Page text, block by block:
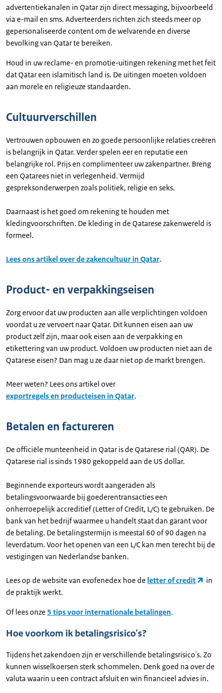
advertentiekanalen in Qatar zijn direct messaging, bijvoorbeeld
via e-mail en sms. Adverteerders richten zich steeds meer op
gepersonaliseerde content om de welvarende en diverse
bevolking van Qatar te bereiken.
Houd in uw reclame- en promotie-uitingen rekening met het feit
dat Qatar een islamitisch land is. De uitingen moeten voldoen
aan morele en religieuze standaarden.
Cultuurverschillen
Vertrouwen opbouwen en zo goede persoonlijke relaties creëren
is belangrijk in Qatar. Verder spelen eer en reputatie een
belangrijke rol. Prijs en complimenteer uw zakenpartner. Breng
een Qatarees niet in verlegenheid. Vermijd
gespreksonderwerpen zoals politiek, religie en seks.
Daarnaast is het goed om rekening te houden met
kledingvoorschriften. De kleding in de Qatarese zakenwereld is
formeel.
Lees ons artikel over de zakencultuur in Qatar.
Product- en verpakkingseisen
Zorg ervoor dat uw producten aan alle verplichtingen voldoen
voordat u ze vervoert naar Qatar. Dit kunnen eisen aan uw
product zelf zijn, maar ook eisen aan de verpakking en
etikettering van uw product. Voldoen uw producten niet aan de
Qatarese eisen? Dan mag u ze daar niet op de markt brengen.
Meer weten? Lees ons artikel over
exportregels en producteisen in Qatar.
Betalen en factureren
De officiële munteenheid in Qatar is de Qatarese rial (QAR). De
Qatarese rial is sinds 1980 gekoppeld aan de US dollar.
Beginnende exporteurs wordt aangeraden als
betalingsvoorwaarde bij goederentransacties een
onherroepelijk accreditief (Letter of Credit, L/C) te gebruiken. De
bank van het bedrijf waarmee u handelt staat dan garant voor
de betaling. De betalingstermijn is meestal 60 of 90 dagen na
leverdatum. Voor het openen van een L/C kan men terecht bij de
vestigingen van Nederlandse banken.
Lees op de website van evofenedex hoe de letter of credit
in
de praktijk werkt.
Of lees onze 5 tips voor internationale betalingen.
Hoe voorkom ik betalingsrisico's?
Tijdens het zakendoen zijn er verschillende betalingsrisico's. Zo
kunnen wisselkoersen sterk schommelen. Denk goed na over de
valuta waarin u een contract afsluit en win financieel advies in.